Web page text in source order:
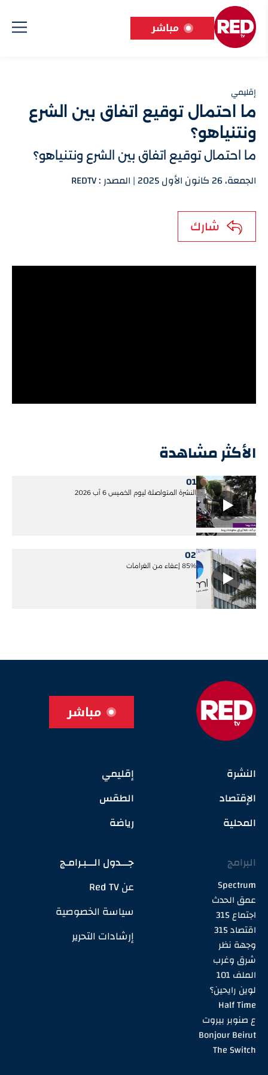
مباشر
إقليمي
ما احتمال توقيع اتفاق بين الشرع
ونتنياهو؟
ما احتمال توقيع اتفاق بين الشرع ونتنياهو؟
الجمعة، 26 كانون الأول 2025 | المصدر : REDTV
شارك
الأكثر مشاهدة
01
النشرة المتواصلة ليوم الخميس 6 آب 2026
02
85% إعفاء من الغرامات
مباشر
النشرة
الإقتصاد
المحلية
إقليمي
الطقس
رياضة
البرامج
Spectrum
عمق الحدث
اجتماع 315
اقتصاد 315
وجهة نظر
شرق وغرب
الملف 101
لوين رايحين؟
Half Time
ع صنوبر بيروت
Bonjour Beirut
The Switch
جـــدول الـــبـرامـج
عن Red TV
سياسة الخصوصية
إرشادات التحرير